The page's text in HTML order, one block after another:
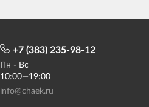
+7 (383) 235-98-12
Пн - Вс
10:00—19:00
info@chaek.ru